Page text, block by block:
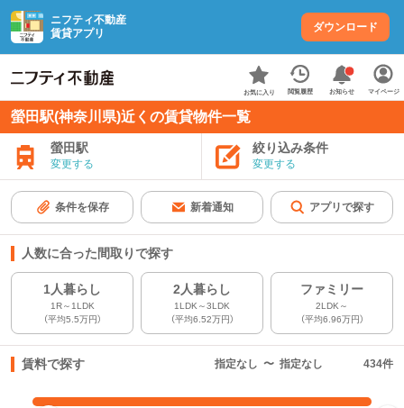
ニフティ不動産
賃貸アプリ
ダウンロード
お気に入り 閲覧履歴 お知らせ マイページ
螢田駅(神奈川県)近くの賃貸物件一覧
螢田駅
変更する
絞り込み条件
変更する
条件を保存 新着通知 アプリで探す
人数に合った間取りで探す
1人暮らし
1R～1LDK
（平均5.5万円）
2人暮らし
1LDK～3LDK
（平均6.52万円）
ファミリー
2LDK～
（平均6.96万円）
賃料で探す 指定なし 〜 指定なし 434件